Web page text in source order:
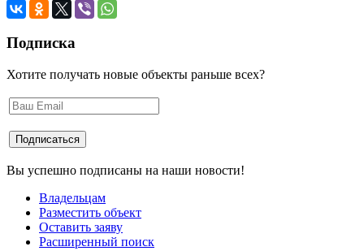
Подписка
Хотите получать новые объекты раньше всех?
Вы успешно подписаны на наши новости!
Владельцам
Разместить объект
Оставить заяву
Расширенный поиск